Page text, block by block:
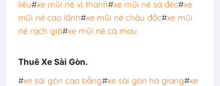
liêu#xe mũi né vị thanh#xe mũi né sa đéc#xe
mũi né cao lãnh#xe mũi né châu đốc#xe mũi
né rạch giá#xe mũi né cà mau
Thuê Xe Sài Gòn.
#xe sài gòn cao bằng#xe sài gòn hà giang#xe